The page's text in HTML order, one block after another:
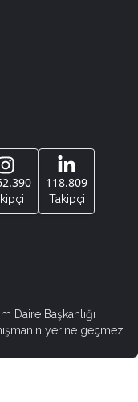
118.809
Takipçi
Daire Başkanlığı
yerine geçmez.